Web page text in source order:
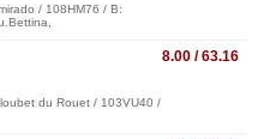
/ 108HM76 / B:
8.00 / 63.16
du Rouet / 103VU40 /